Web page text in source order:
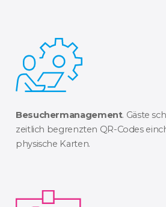
Besuchermanagement. Gäste
zeitlich begrenzten QR-Codes
physische Karten.